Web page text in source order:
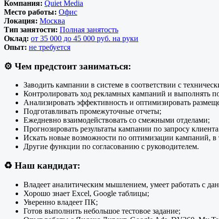
Компания: Quiet Media
Место работы: Офис
Локация: Москва
Тип занятости: Полная занятость
Оклад: от 35 000 до 45 000 руб. на руки
Опыт: не требуется
⚙️ Чем предстоит заниматься:
Заводить кампании в системе в соответствии с
Контролировать ход рекламных кампаний и выполнять
Анализировать эффективность и оптимизировать
Подготавливать промежуточные отчеты;
Ежедневно взаимодействовать со смежными отделами;
Прогнозировать результаты кампании по запросу
Искать новые возможности по оптимизации кампаний,
Другие функции по согласованию с руководителем.
♻️ Наш кандидат:
Владеет аналитическим мышлением, умеет работать с
Хорошо знает Excel, Google таблицы;
Уверенно владеет ПК;
Готов выполнить небольшое тестовое задание;